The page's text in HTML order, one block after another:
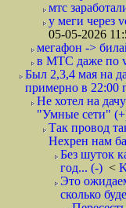
мтс
у меги через
05-05-2026
мегафон ->
в МТС даже по
Был 2,3,4 мая на
примерно в 22:00
Не хотел на
"Умные сети"
Так провод
Нехрен нам
Без шуток
год... (-) <
Это
сколько